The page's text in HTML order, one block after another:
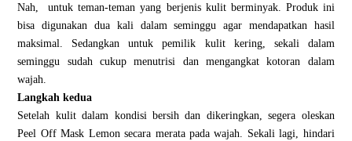
Nah,
untuk teman-teman yang berjenis kulit berminyak. Produk ini
bisa digunakan dua kali dalam seminggu agar mendapatkan hasil
maksimal. Sedangkan untuk pemilik kulit kering, sekali dalam
seminggu sudah cukup menutrisi dan mengangkat kotoran dalam
wajah.
Langkah kedua
Setelah kulit dalam kondisi bersih dan dikeringkan, segera oleskan
Peel Off Mask Lemon secara merata pada wajah. Sekali lagi, hindari